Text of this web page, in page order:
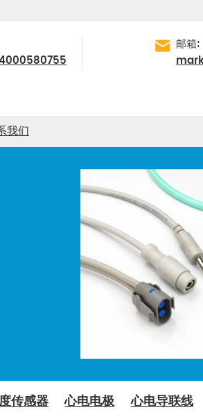
邮箱:
我们
传感器 心电电极 心电导联线